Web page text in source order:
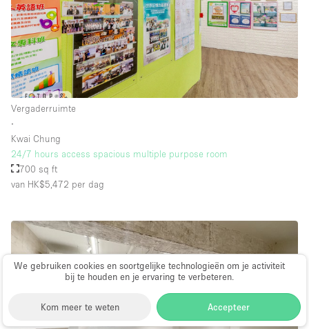
We gebruiken cookies en soortgelijke technologieën om je activiteit
bij te houden en je ervaring te verbeteren.
Kom meer te weten Accepteer
Vergaderruimte
∙
Kwai Chung
24/7 hours access spacious multiple purpose room
700 sq ft
van HK$5,472 per dag